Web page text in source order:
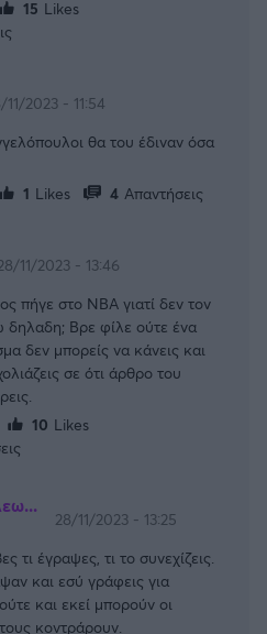
15 Likes
11/2023 - 11:54
θα του έδιναν όσα
1 Likes 4 Απαντήσεις
11/2023 - 13:46
πήγε στο NBA γιατί δεν τον
Βρε φίλε ούτε ένα
δεν μπορείς να κάνεις και
σε ότι άρθρο του
10 Likes
28/11/2023 - 13:25
τι έγραψες, τι το συνεχίζεις.
και εσύ γράφεις για
και εκεί μπορούν οι
κοντράρουν.